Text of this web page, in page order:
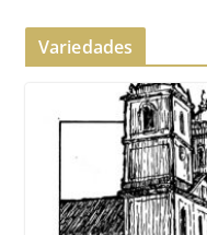
Variedades